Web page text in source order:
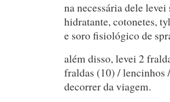
na necessária dele
hidratante, cotonetes,
e soro fisiológico de
além disso, levei 2
fraldas (10) / lencinhos
decorrer da viagem.